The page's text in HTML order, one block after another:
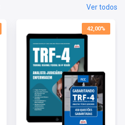
Ver todos
42,00%